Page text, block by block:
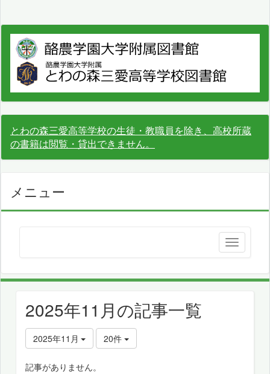
とわの森三愛高等学校の生徒・教職員を除き、高校所蔵
の書籍は閲覧・貸出できません。
メニュー
2025年11月の記事一覧
2025年11月 20件
記事がありません。